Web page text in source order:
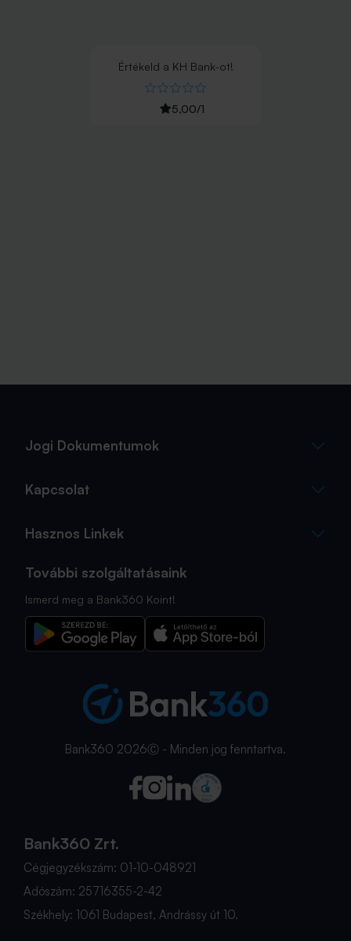
Értékeld a KH Bank-ot!
5,00/1
Jogi Dokumentumok
Kapcsolat
Hasznos Linkek
További szolgáltatásaink
Ismerd meg a Bank360 Koint!
Bank360 2026Ⓒ - Minden jog fenntartva.
Bank360 Zrt.
Cégjegyzékszám: 01-10-048921
Adószám: 25716355-2-42
Székhely: 1061 Budapest, Andrássy út 10.